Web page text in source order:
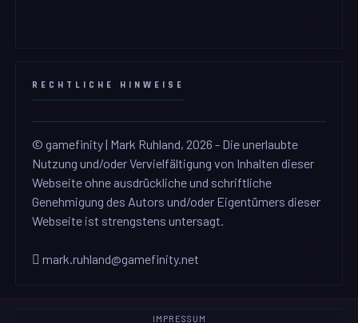
RECHTLICHE HINWEISE
© gamefinity | Mark Ruhland, 2026 - Die unerlaubte
Nutzung und/oder Vervielfältigung von Inhalten dieser
Webseite ohne ausdrückliche und schriftliche
Genehmigung des Autors und/oder Eigentümers dieser
Webseite ist strengstens untersagt.
mark.ruhland@gamefinity.net
IMPRESSUM